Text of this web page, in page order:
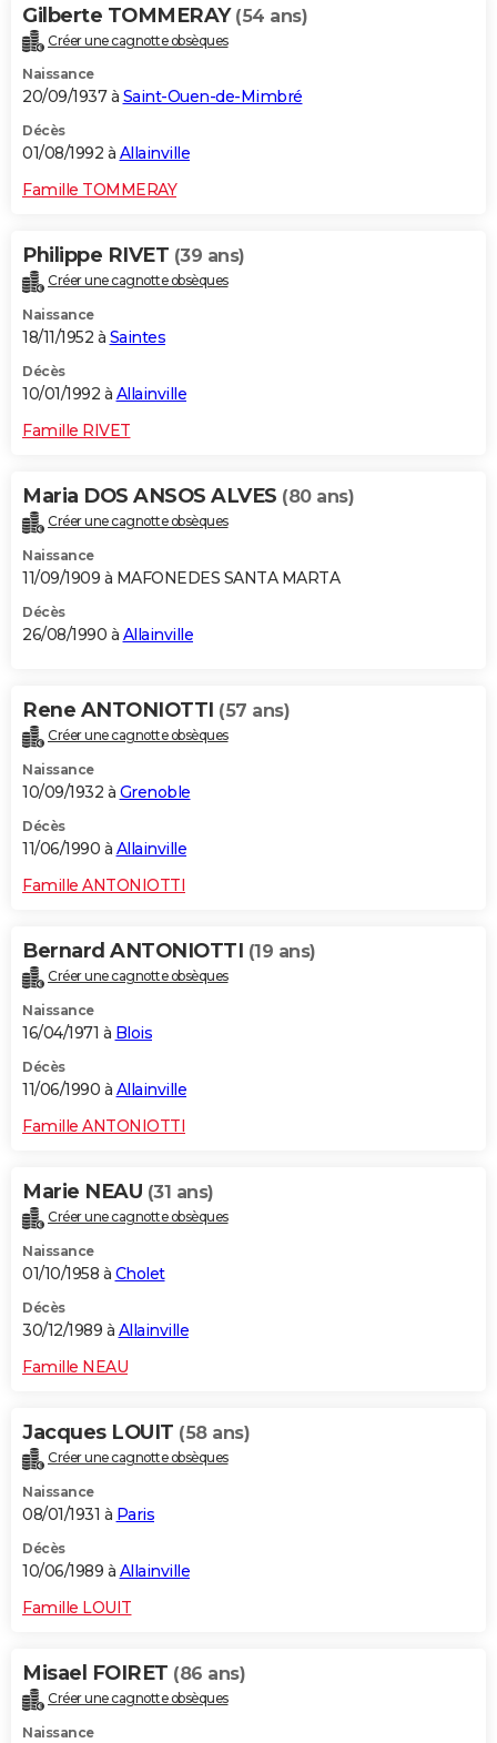
Gilberte TOMMERAY (54 ans)
Créer une cagnotte obsèques
Naissance
20/09/1937 à Saint-Ouen-de-Mimbré
Décès
01/08/1992 à Allainville
Famille TOMMERAY
Philippe RIVET (39 ans)
Créer une cagnotte obsèques
Naissance
18/11/1952 à Saintes
Décès
10/01/1992 à Allainville
Famille RIVET
Maria DOS ANSOS ALVES (80 ans)
Créer une cagnotte obsèques
Naissance
11/09/1909 à MAFONEDES SANTA MARTA
Décès
26/08/1990 à Allainville
Rene ANTONIOTTI (57 ans)
Créer une cagnotte obsèques
Naissance
10/09/1932 à Grenoble
Décès
11/06/1990 à Allainville
Famille ANTONIOTTI
Bernard ANTONIOTTI (19 ans)
Créer une cagnotte obsèques
Naissance
16/04/1971 à Blois
Décès
11/06/1990 à Allainville
Famille ANTONIOTTI
Marie NEAU (31 ans)
Créer une cagnotte obsèques
Naissance
01/10/1958 à Cholet
Décès
30/12/1989 à Allainville
Famille NEAU
Jacques LOUIT (58 ans)
Créer une cagnotte obsèques
Naissance
08/01/1931 à Paris
Décès
10/06/1989 à Allainville
Famille LOUIT
Misael FOIRET (86 ans)
Créer une cagnotte obsèques
Naissance